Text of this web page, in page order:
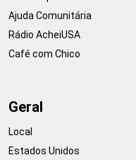
Ajuda Comunitária
Rádio AcheiUSA
Café com Chico
Geral
Local
Estados Unidos